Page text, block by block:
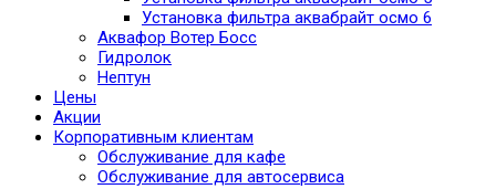
Установка фильтра аквабрайт осмо 6
Аквафор Вотер Босс
Гидролок
Нептун
Цены
Акции
Корпоративным клиентам
Обслуживание для кафе
Обслуживание для автосервиса